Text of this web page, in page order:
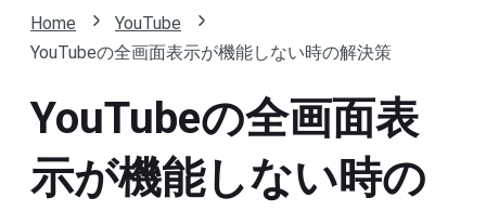
Home
YouTube
YouTubeの全画面表示が機能しない時の解決策
YouTubeの全画面表
示が機能しない時の